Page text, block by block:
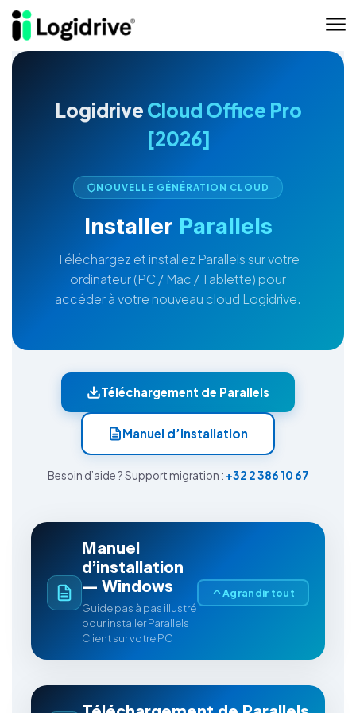
Aller au contenu principal
Logidrive Cloud Office Pro
[2026]
NOUVELLE GÉNÉRATION CLOUD
Installer Parallels
Téléchargez et installez Parallels sur votre
ordinateur (PC / Mac / Tablette) pour
accéder à votre nouveau cloud Logidrive.
Téléchargement de Parallels
Manuel d’installation
Besoin d’aide ? Support migration : +32 2 386 10 67
Manuel
d’installation
— Windows
Guide pas à pas illustré
pour installer Parallels
Client sur votre PC
Agrandir tout